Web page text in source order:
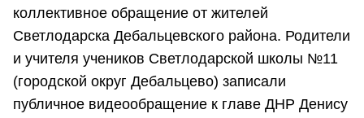
коллективное обращение от жителей
Светлодарска Дебальцевского района. Родители
и учителя учеников Светлодарской школы №11
(городской округ Дебальцево) записали
публичное видеообращение к главе ДНР Денису